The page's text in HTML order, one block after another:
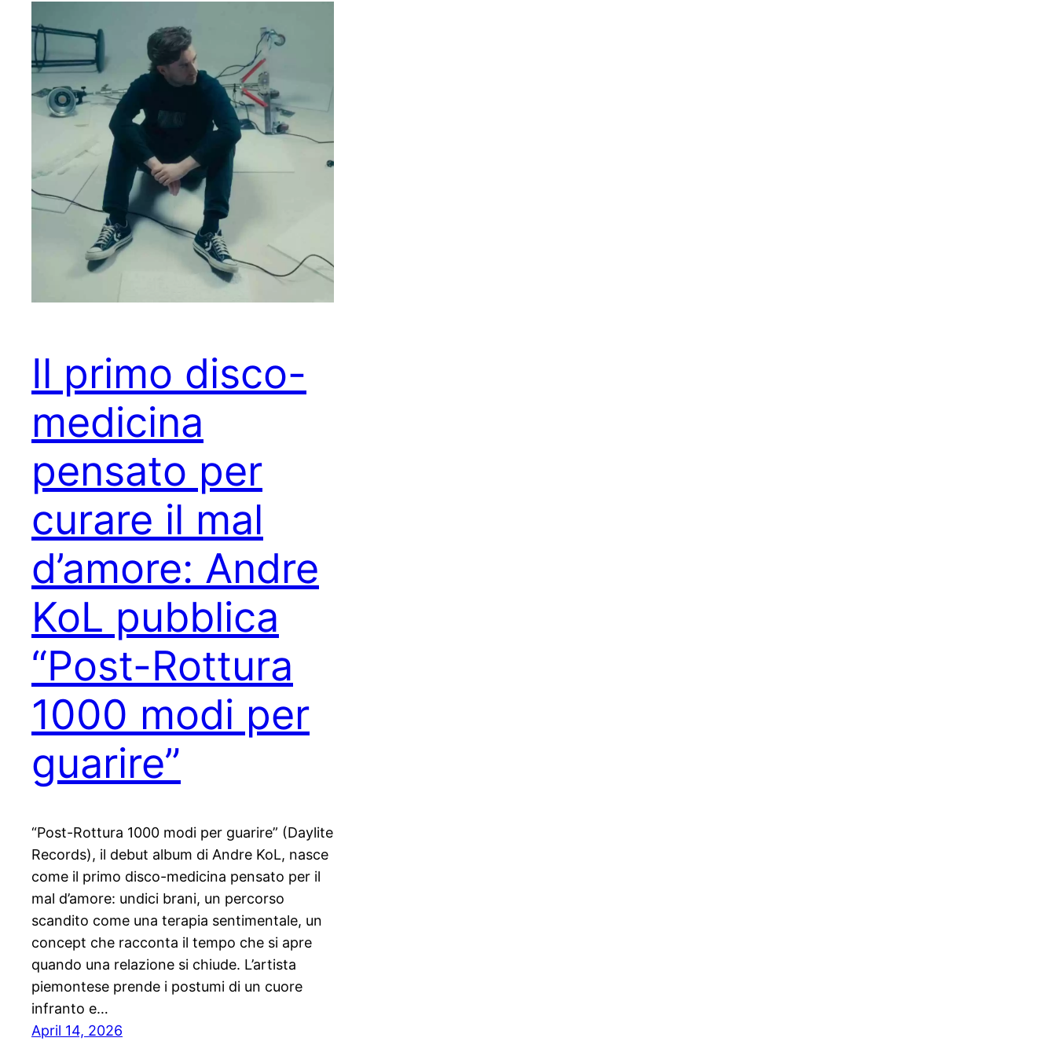
Il primo disco-
medicina
pensato per
curare il mal
d’amore: Andre
KoL pubblica
“Post-Rottura
1000 modi per
guarire”
“Post-Rottura 1000 modi per guarire” (Daylite
Records), il debut album di Andre KoL, nasce
come il primo disco-medicina pensato per il
mal d’amore: undici brani, un percorso
scandito come una terapia sentimentale, un
concept che racconta il tempo che si apre
quando una relazione si chiude. L’artista
piemontese prende i postumi di un cuore
infranto e…
April 14, 2026